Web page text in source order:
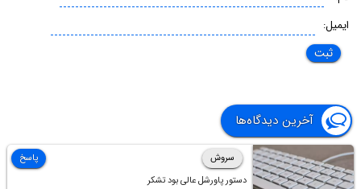
ایمیل:
آخرین دیدگاه‌ها
سروش
دستور پاورشل عالی بود تشکر
پاسخ